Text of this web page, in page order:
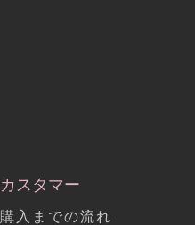
カスタマー
購入までの流れ